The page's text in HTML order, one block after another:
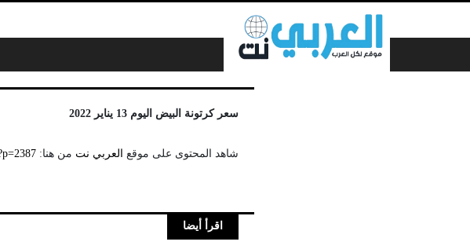
سعر كرتونة البيض اليوم 13 يناير 2022
شاهد المحتوى على موقع العربي نت من هنا:
اقرأ أيضا